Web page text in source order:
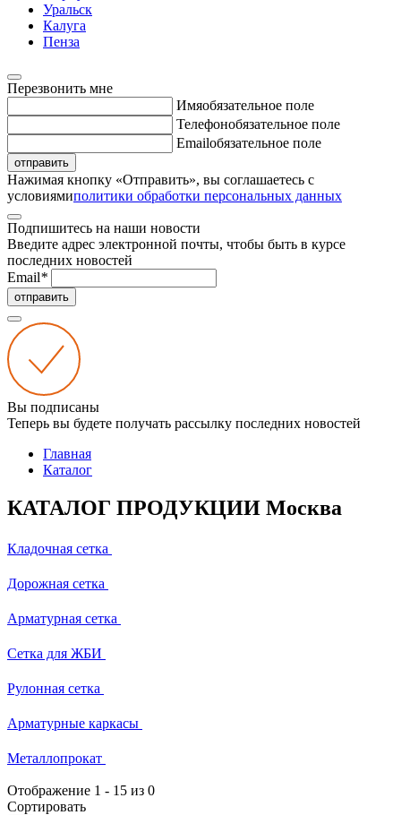
Уральск
Калуга
Пенза
Перезвонить мне
Имяобязательное поле
Телефонобязательное поле
Emailобязательное поле
отправить
Нажимая кнопку «Отправить», вы соглашаетесь с
условиямиполитики обработки персональных данных
Подпишитесь на наши новости
Введите адрес электронной почты, чтобы быть в курсе
последних новостей
Email*
отправить
Вы подписаны
Теперь вы будете получать рассылку последних новостей
Главная
Каталог
КАТАЛОГ ПРОДУКЦИИ Москва
Кладочная сетка
Дорожная сетка
Арматурная сетка
Сетка для ЖБИ
Рулонная сетка
Арматурные каркасы
Металлопрокат
Отображение 1 - 15 из 0
Сортировать